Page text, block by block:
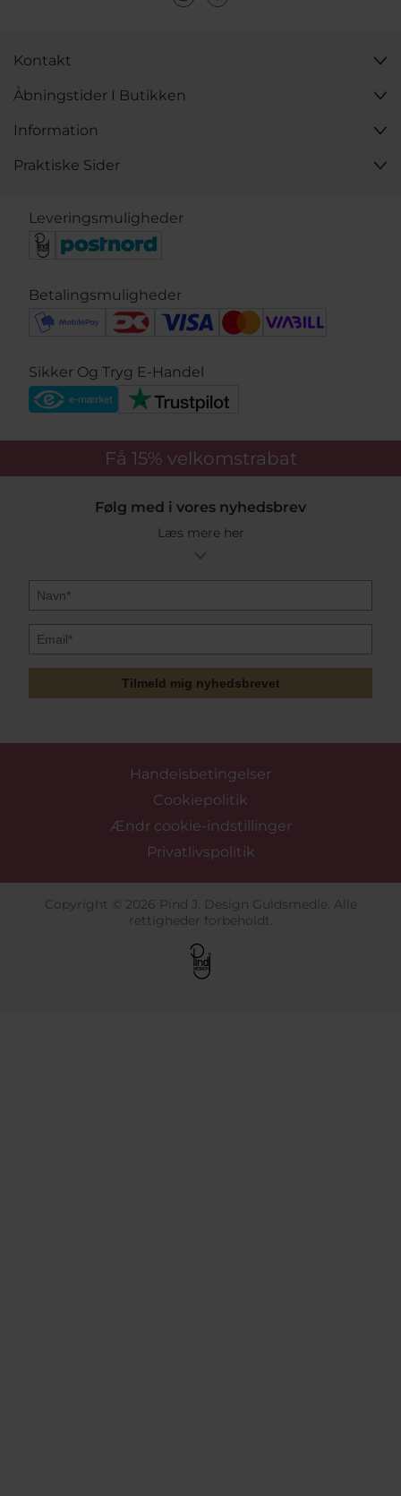
Kontakt
Åbningstider I Butikken
Information
Praktiske Sider
Leveringsmuligheder
Betalingsmuligheder
Sikker Og Tryg E-Handel
Få 15% velkomstrabat
Følg med i vores nyhedsbrev
Læs mere her
Tilmeld mig nyhedsbrevet
Handelsbetingelser
Cookiepolitik
Ændr cookie-indstillinger
Privatlivspolitik
Copyright © 2026 Pind J. Design Guldsmedie. Alle
rettigheder forbeholdt.